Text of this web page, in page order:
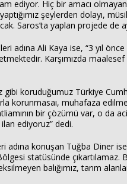
ediyor. Hiç bir amacı
şeylerden dolayı,
Saros’ta yaplan projede
adına Ali Kaya ise, “3 yıl
Karşımızda
gibi koruduğumuz Türkiye
korunmasaı, muhafaza
bir çözümü var, o da
ediyoruz” dedi.
konuşan Tuğba Diner
statüsünde çıkartılamaz.
balığımız, tarım